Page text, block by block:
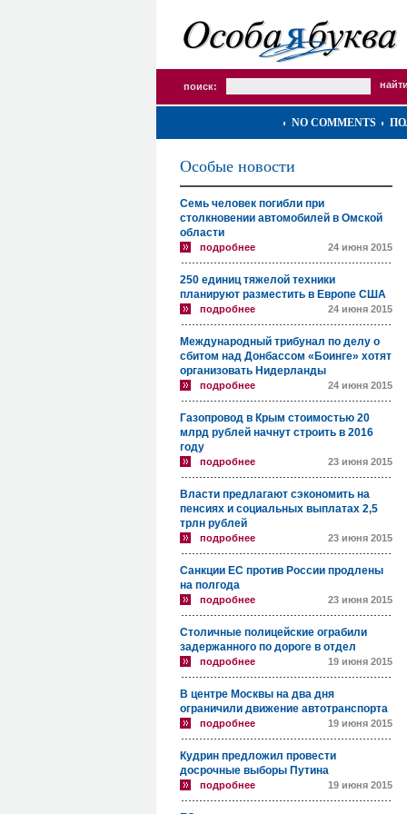
поиск:
NO COMMENTS
Особые новости
Семь человек погибли при
столкновении автомобилей в Омской
области
подробнее 24 июня 2015
250 единиц тяжелой техники
планируют разместить в Европе США
подробнее 24 июня 2015
Международный трибунал по делу о
сбитом над Донбассом «Боинге» хотят
организовать Нидерланды
подробнее 24 июня 2015
Газопровод в Крым стоимостью 20
млрд рублей начнут строить в 2016
году
подробнее 23 июня 2015
Власти предлагают сэкономить на
пенсиях и социальных выплатах 2,5
трлн рублей
подробнее 23 июня 2015
Санкции ЕС против России продлены
на полгода
подробнее 23 июня 2015
Столичные полицейские ограбили
задержанного по дороге в отдел
подробнее 19 июня 2015
В центре Москвы на два дня
ограничили движение автотранспорта
подробнее 19 июня 2015
Кудрин предложил провести
досрочные выборы Путина
подробнее 19 июня 2015